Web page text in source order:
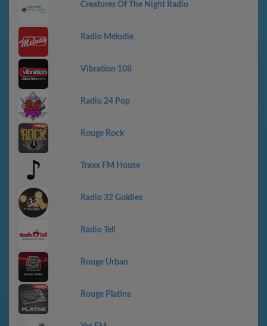
Creatures Of The Night Radio
Radio Mélodie
Vibration 108
Radio 24 Pop
Rouge Rock
Traxx FM House
Radio 32 Goldies
Radio Tell
Rouge Urban
Rouge Platine